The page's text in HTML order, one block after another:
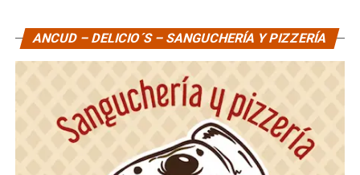
ANCUD – DELICIO´S – SANGUCHERÍA Y PIZZERÍA